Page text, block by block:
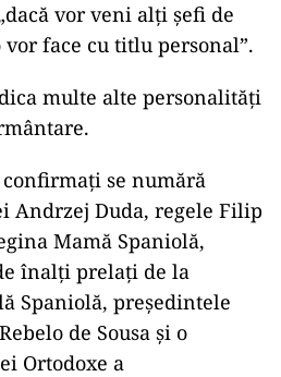
vor veni alți șefi de
vor face cu titlu personal”.
multe alte personalități
se numără
Andrzej Duda, regele Filip
Mamă Spaniolă,
înalți prelați de la
Spaniolă, președintele
de Sousa şi o
Ortodoxe a